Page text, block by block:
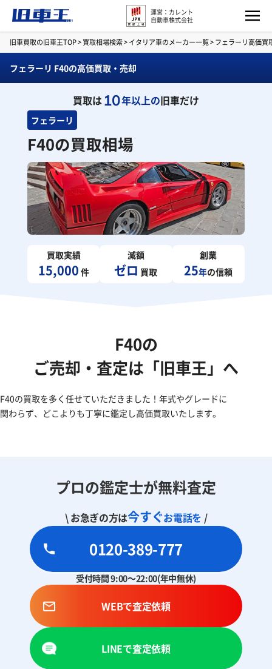
運営：カレント
自動車株式会社
旧車買取の旧車王TOP>買取相場検索>イタリア車のメーカー一覧>フェラーリ高価買
フェラーリ F40の高価買取・売却
買取は10年以上の旧車だけ
フェラーリ
F40の買取相場
買取実績
15,000 件
減額
ゼロ 買取
創業
25年の信頼
F40の
ご売却・査定は「旧車王」へ
F40の買取を多く任せていただきました！年式やグレードに
関わらず、どこよりも丁寧に鑑定し高価買取いたします。
プロの鑑定士が無料査定
\ お急ぎの方は今すぐお電話を /
0120-389-777
受付時間 9:00～22:00(年中無休)
WEBで査定依頼
LINEで査定依頼